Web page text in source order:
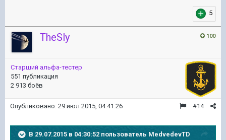
5
100
TheSly
Старший альфа-тестер
551 публикация
2 913 боёв
#14
Опубликовано: 29 июл 2015, 04:41:26
В 29.07.2015 в 04:30:52 пользователь MedvedevTD